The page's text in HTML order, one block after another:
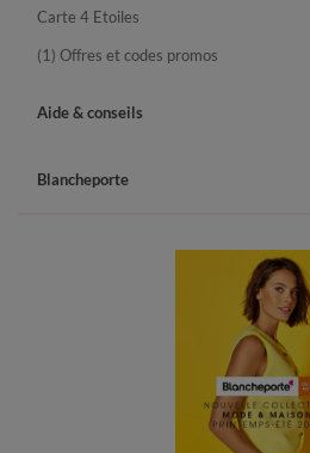
Carte 4 Etoiles
(1) Offres et codes promos
Aide & conseils
Blancheporte